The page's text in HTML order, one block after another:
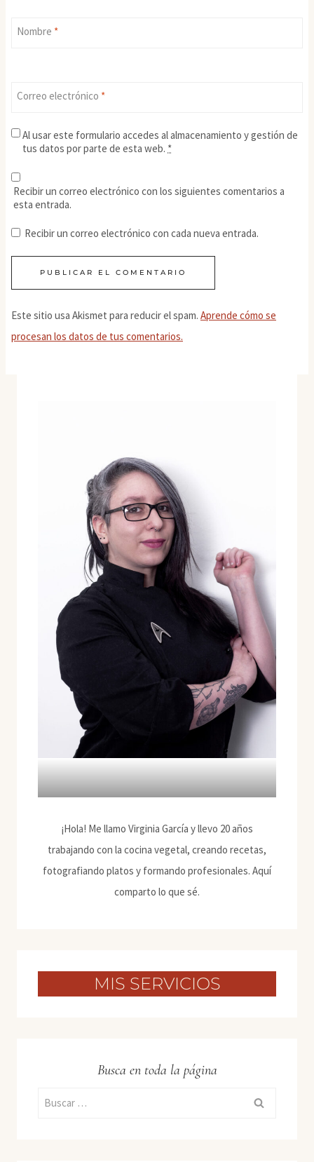
Nombre *
Correo electrónico *
Al usar este formulario accedes al almacenamiento y gestión de
tus datos por parte de esta web. *
Recibir un correo electrónico con los siguientes comentarios a
esta entrada.
Recibir un correo electrónico con cada nueva entrada.
Este sitio usa Akismet para reducir el spam. Aprende cómo se
procesan los datos de tus comentarios.
¡Hola! Me llamo Virginia García y llevo 20 años
trabajando con la cocina vegetal, creando recetas,
fotografiando platos y formando profesionales. Aquí
comparto lo que sé.
MIS SERVICIOS
Busca en toda la página
Buscar: